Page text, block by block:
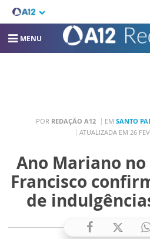
MENU
POR REDAÇÃO A12 EM SANTO
ATUALIZADA EM 26
Ano Mariano
Francisco
de